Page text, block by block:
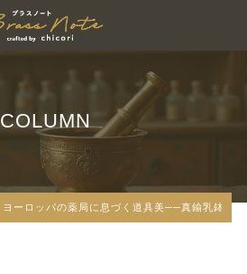
COLUMN
ヨーロッパの薬局に息づく道具美──真鍮乳鉢が